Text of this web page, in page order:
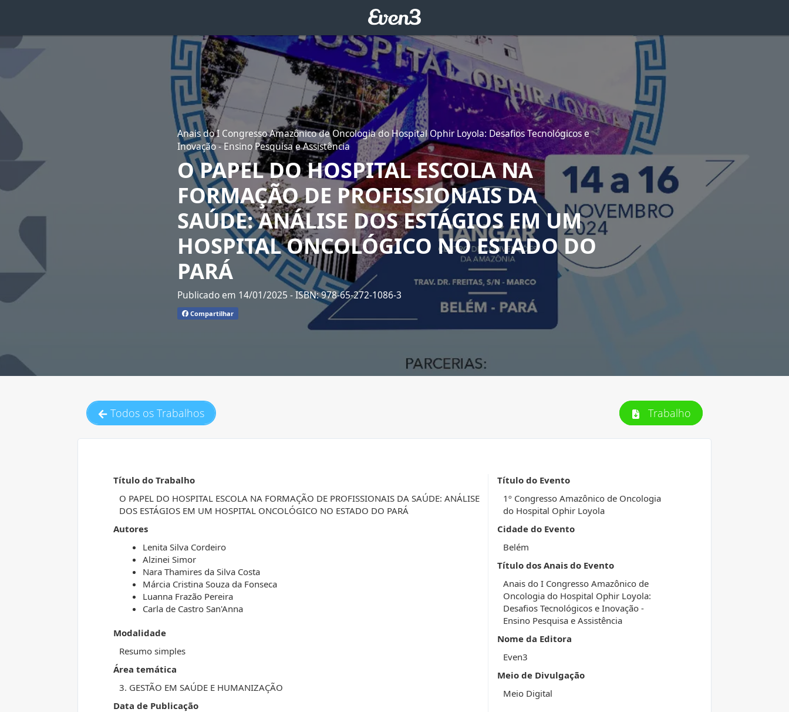
Anais do I Congresso Amazônico de Oncologia do Hospital Ophir Loyola: Desafios Tecnológicos e
Inovação - Ensino Pesquisa e Assistência
O PAPEL DO HOSPITAL ESCOLA NA
FORMAÇÃO DE PROFISSIONAIS DA
SAÚDE: ANÁLISE DOS ESTÁGIOS EM UM
HOSPITAL ONCOLÓGICO NO ESTADO DO
PARÁ
Publicado em 14/01/2025- ISBN: 978-65-272-1086-3
Compartilhar
Todos os Trabalhos Trabalho
Título do Trabalho
O PAPEL DO HOSPITAL ESCOLA NA FORMAÇÃO DE PROFISSIONAIS DA SAÚDE: ANÁLISE
DOS ESTÁGIOS EM UM HOSPITAL ONCOLÓGICO NO ESTADO DO PARÁ
Autores
Lenita Silva Cordeiro
Alzinei Simor
Nara Thamires da Silva Costa
Márcia Cristina Souza da Fonseca
Luanna Frazão Pereira
Carla de Castro San'Anna
Modalidade
Resumo simples
Área temática
3. GESTÃO EM SAÚDE E HUMANIZAÇÃO
Data de Publicação
Título do Evento
1º Congresso Amazônico de Oncologia
do Hospital Ophir Loyola
Cidade do Evento
Belém
Título dos Anais do Evento
Anais do I Congresso Amazônico de
Oncologia do Hospital Ophir Loyola:
Desafios Tecnológicos e Inovação -
Ensino Pesquisa e Assistência
Nome da Editora
Even3
Meio de Divulgação
Meio Digital